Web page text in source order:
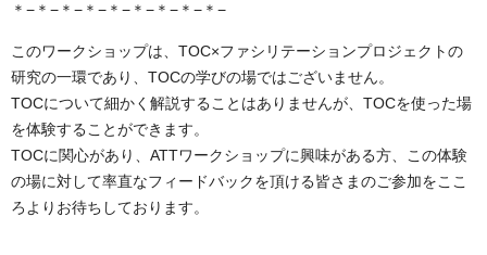
＊−＊−＊−＊−＊−＊−＊−＊−＊−
このワークショップは、TOC×ファシリテーションプロジェクトの
研究の一環であり、TOCの学びの場ではございません。
TOCについて細かく解説することはありませんが、TOCを使った場
を体験することができます。
TOCに関心があり、ATTワークショップに興味がある方、この体験
の場に対して率直なフィードバックを頂ける皆さまのご参加をここ
ろよりお待ちしております。